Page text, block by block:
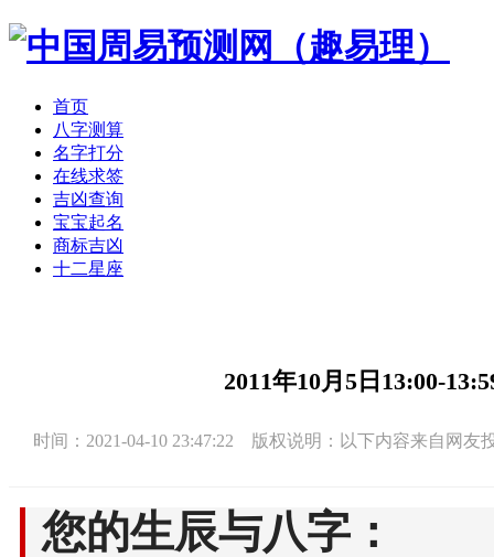
首页
八字测算
名字打分
在线求签
吉凶查询
宝宝起名
商标吉凶
十二星座
2011年10月5日13:00-
时间：2021-04-10 23:47:22 版权说明：以下内容来自网友
您的生辰与八字：